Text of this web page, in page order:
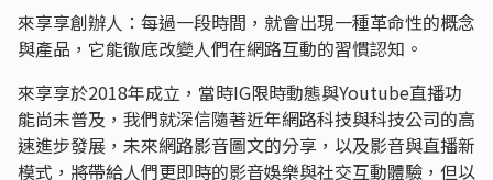
來享享創辦人：每過一段時間，就會出現一種革命性的概念
與產品，它能徹底改變人們在網路互動的習慣認知。
來享享於2018年成立，當時IG限時動態與Youtube直播功
能尚未普及，我們就深信隨著近年網路科技與科技公司的高
速進步發展，未來網路影音圖文的分享，以及影音與直播新
模式，將帶給人們更即時的影音娛樂與社交互動體驗，但以